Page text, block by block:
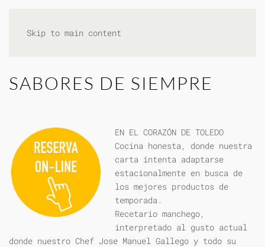
Skip to main content
SABORES DE SIEMPRE
EN EL CORAZÓN DE TOLEDO
Cocina honesta, donde nuestra
carta intenta adaptarse
estacionalmente en busca de
los mejores productos de
temporada.
Recetario manchego,
interpretado al gusto actual
donde nuestro Chef Jose Manuel Gallego y todo su